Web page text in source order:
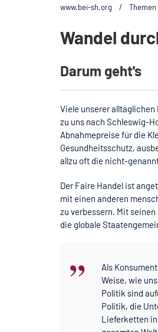
www.bei-sh.org / Themen
Wandel
Darum geht's
Viele unserer alltäglichen
zu uns nach Schleswig-
Abnahmepreise für die
Gesundheitsschutz,
allzu oft die nicht-
Der Faire Handel ist
mit einen anderen
zu verbessern. Mit
die globale
Als
Weise, wie
Politik sind
Politik, die
Lieferketten
,,